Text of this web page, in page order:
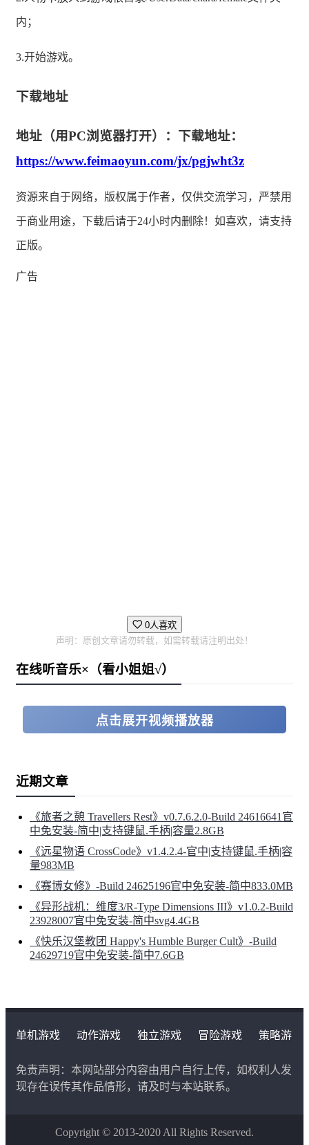
内；
3.开始游戏。
下载地址
地址（用PC浏览器打开）：下载地址：
https://www.feimaoyun.com/jx/pgjwht3z
资源来自于网络，版权属于作者，仅供交流学习，严禁用
于商业用途，下载后请于24小时内删除！如喜欢，请支持
正版。
广告
0人喜欢
声明：原创文章请勿转载，如需转载请注明出处！
在线听音乐×（看小姐姐√）
点击展开视频播放器
近期文章
《旅者之憩 Travellers Rest》v0.7.6.2.0-Build 24616641官
中免安装-简中|支持键鼠.手柄|容量2.8GB
《远星物语 CrossCode》v1.4.2.4-官中|支持键鼠.手柄|容
量983MB
《赛博女修》-Build 24625196官中免安装-简中833.0MB
《异形战机：维度3/R-Type Dimensions III》v1.0.2-Build
23928007官中免安装-简中svg4.4GB
《快乐汉堡教团 Happy's Humble Burger Cult》-Build
24629719官中免安装-简中7.6GB
单机游戏 动作游戏 独立游戏 冒险游戏
策略游
免责声明：本网站部分内容由用户自行上传，如权利人发
现存在误传其作品情形，请及时与本站联系。
Copyright © 2013-2020 All Rights Reserved.